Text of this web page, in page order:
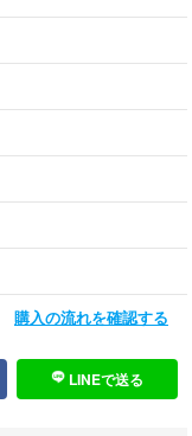
購入の流れを確認する
LINEで送る